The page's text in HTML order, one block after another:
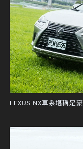
LEXUS NX車系堪稱是